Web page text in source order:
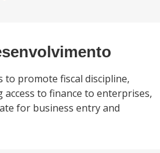
to promote fiscal discipline,
to finance to enterprises,
for business entry and